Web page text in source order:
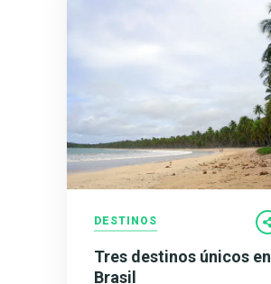
DESTINOS
Tres destinos únicos en
Brasil